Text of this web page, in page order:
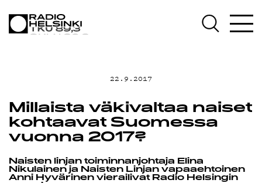
AJANKOHTAISTA
OHJELMAT
TEKIJÄT
ON-DEMAND
22.9.2017
Millaista väkivaltaa naiset
kohtaavat Suomessa
vuonna 2017?
Naisten linjan toiminnanjohtaja Elina
Nikulainen ja Naisten Linjan vapaaehtoinen
Anni Hyvärinen vierailivat Radio Helsingin